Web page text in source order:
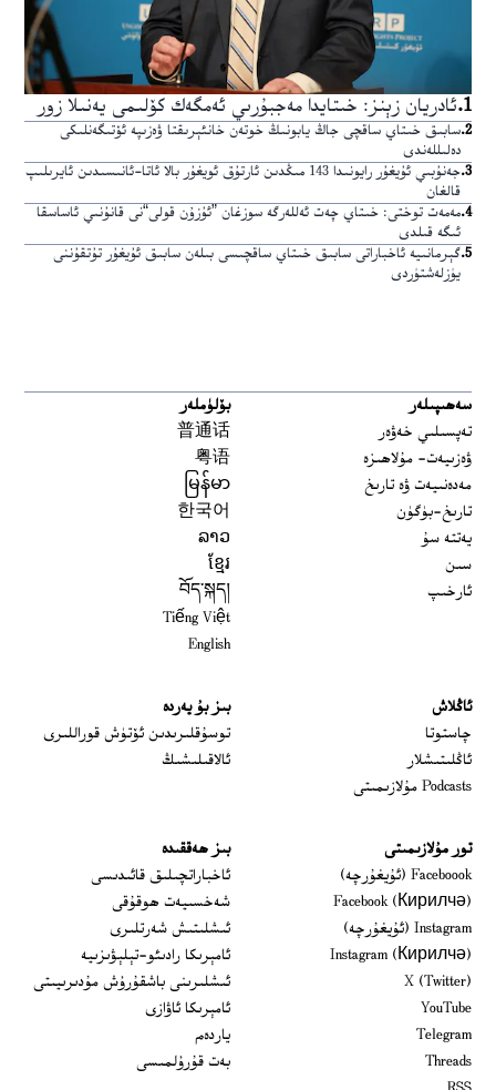
1
.ئادريان زېنز: خىتايدا مەجبۇرىي ئەمگەك كۆلىمى يەنىلا زور
2
.سابىق خىتاي ساقچى جاڭ يابونىڭ خوتەن خانئېرىقتا ۋەزىپە ئۆتىگەنلىكى
دەلىللەندى
3
.
جەنۇبىي ئۇيغۇر رايونىدا 143 مىڭدىن ئارتۇق ئويغۇر بالا ئاتا-ئانىسىدىن ئايرىلىپ
قالغان
4
.مەمەت توختى: خىتاي چەت ئەللەرگە سوزغان ”ئۇزۇن قولى“نى قانۇنىي ئاساسقا
ئىگە قىلدى
5
.گېرمانىيە ئاخباراتى سابىق خىتاي ساقچىسى بىلەن سابىق ئۇيغۇر تۇتقۇننى
يۈزلەشتۈردى
سەھىپىلەر
تەپسىلىي خەۋەر
ۋەزىيەت- مۇلاھىزە
مەدەنىيەت ۋە تارىخ
تارىخ-بۈگۈن
يەتتە سۇ
سىن
ئارخىپ
بۆلۈملەر
普通话
粤语
မြန်မာ
한국어
ລາວ
ខ្មែរ
བོད་སྐད།
Tiếng Việt
English
ئاڭلاش
چاستوتا
ئاڭلىتىشلار
Podcasts مۇلازىمىتى
بىز بۇ يەردە
توسۇقلىرىدىن ئۆتۈش قوراللىرى
ئالاقىلىشىڭ
تور مۇلازىمىتى
Faceboook (ئۇيغۇرچە)
Opens in new window
Facebook (Кирилчә)
Opens in new window
Instagram (ئۇيغۇرچە)
Opens in new window
Instagram (Кирилчә)
Opens in new window
X (Twitter)
YouTube
Telegram
Threads
بىز ھەققىدە
ئاخباراتچىلىق قائىدىسى
شەخسىيەت ھوقۇقى
ئىشلىتىش شەرتلىرى
ئامېرىكا رادىئو-تېلېۋىزىيە
ئىشلىرىنى باشقۇرۇش مۇدىرىيىتى
ئامېرىكا ئاۋازى
ياردەم
بەت قۇرۇلمىسى